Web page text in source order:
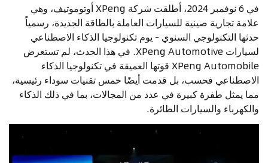
في 6 نوفمبر 2024، أطلقت شركة XPeng أوتوموتيف، وهي
علامة تجارية صينية للسيارات العاملة بالطاقة الجديدة، رسمياً
حدثها التكنولوجي السنوي - يوم تكنولوجيا الذكاء الاصطناعي
لسيارات XPeng Automotive. في هذا الحدث، لم تستعرض
XPeng Automobile قوتها العميقة في تكنولوجيا الذكاء
الاصطناعي فحسب، بل قدمت أيضًا خمس تقنيات سوداء رئيسية،
مما يمثل طفرة كبيرة في عدد من المجالات، بما في ذلك الذكاء
والكهرباء والسيارات الطائرة.